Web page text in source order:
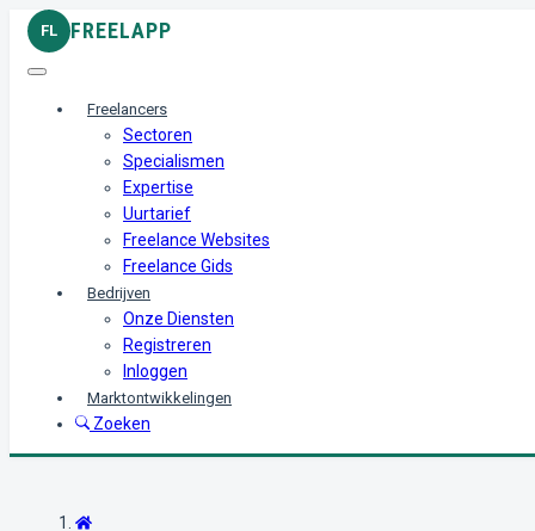
FL FREELAPP
Freelancers
Sectoren
Specialismen
Expertise
Uurtarief
Freelance Websites
Freelance Gids
Bedrijven
Onze Diensten
Registreren
Inloggen
Marktontwikkelingen
Zoeken